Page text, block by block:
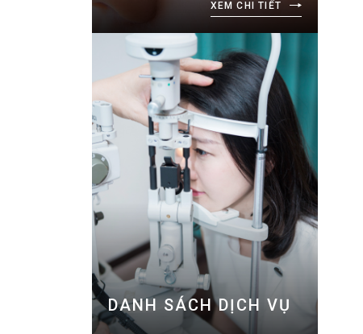
XEM CHI TIẾT
DANH SÁCH DỊCH VỤ